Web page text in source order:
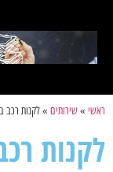
ראשי »שירותים »לקנות רכב
לקנות